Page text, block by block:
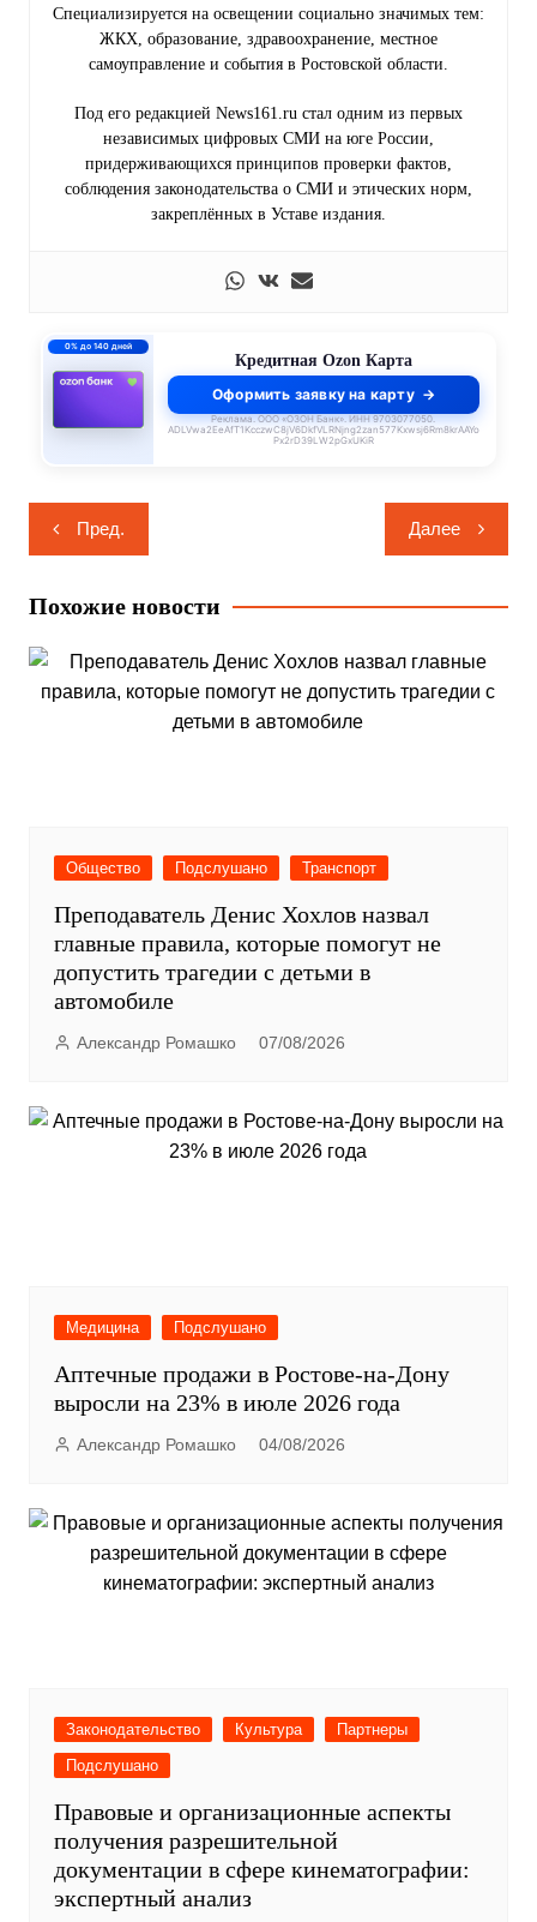
Специализируется на освещении социально значимых тем:
ЖКХ, образование, здравоохранение, местное
самоуправление и события в Ростовской области.
Под его редакцией News161.ru стал одним из первых
независимых цифровых СМИ на юге России,
придерживающихся принципов проверки фактов,
соблюдения законодательства о СМИ и этических норм,
закреплённых в Уставе издания.
0% до 140 дней
Кредитная Ozon Карта
Оформить заявку на карту
Реклама. ООО «ОЗОН Банк». ИНН 9703077050.
ADLVwa2EeAfT1KcczwC8jV6DkfVLRNjng2zan577Kxwsj6Rm8krAAYo
Px2rD39LW2pGxUKiR
Навигация
по
записям
Пред. Далее
Похожие новости
Общество Подслушано Транспорт
Преподаватель Денис Хохлов назвал
главные правила, которые помогут не
допустить трагедии с детьми в
автомобиле
Александр Ромашко 07/08/2026
Медицина Подслушано
Аптечные продажи в Ростове-на-Дону
выросли на 23% в июле 2026 года
Александр Ромашко 04/08/2026
Законодательство Культура
Партнеры
Подслушано
Правовые и организационные аспекты
получения разрешительной
документации в сфере кинематографии:
экспертный анализ